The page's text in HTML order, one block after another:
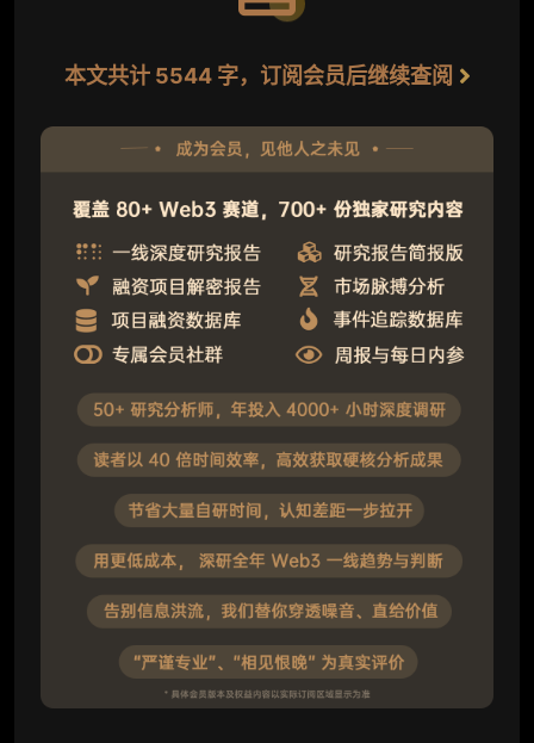
本文共计 5544 字，订阅会员后继续查阅